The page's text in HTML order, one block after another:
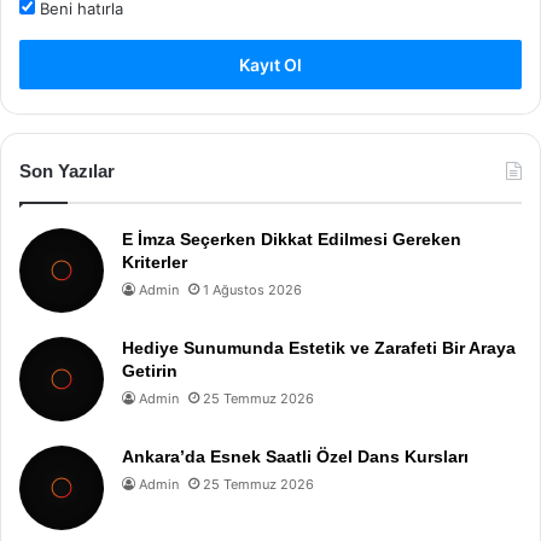
Beni hatırla
Kayıt Ol
Son Yazılar
E İmza Seçerken Dikkat Edilmesi Gereken
Kriterler
Admin 1 Ağustos 2026
Hediye Sunumunda Estetik ve Zarafeti Bir Araya
Getirin
Admin 25 Temmuz 2026
Ankara’da Esnek Saatli Özel Dans Kursları
Admin 25 Temmuz 2026